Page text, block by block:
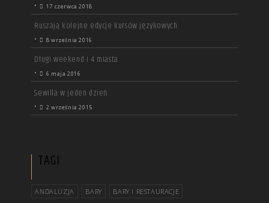
• 17 czerwca 2018
Ruszają kolejne edycje kursów językowych
• 8 września 2016
Długi weekend i 4 miasta
• 6 maja 2016
Sewilla w jeden dzień
• 2 września 2015
TAGI
ANDALUZJA BARY BARY I RESTAURACJE